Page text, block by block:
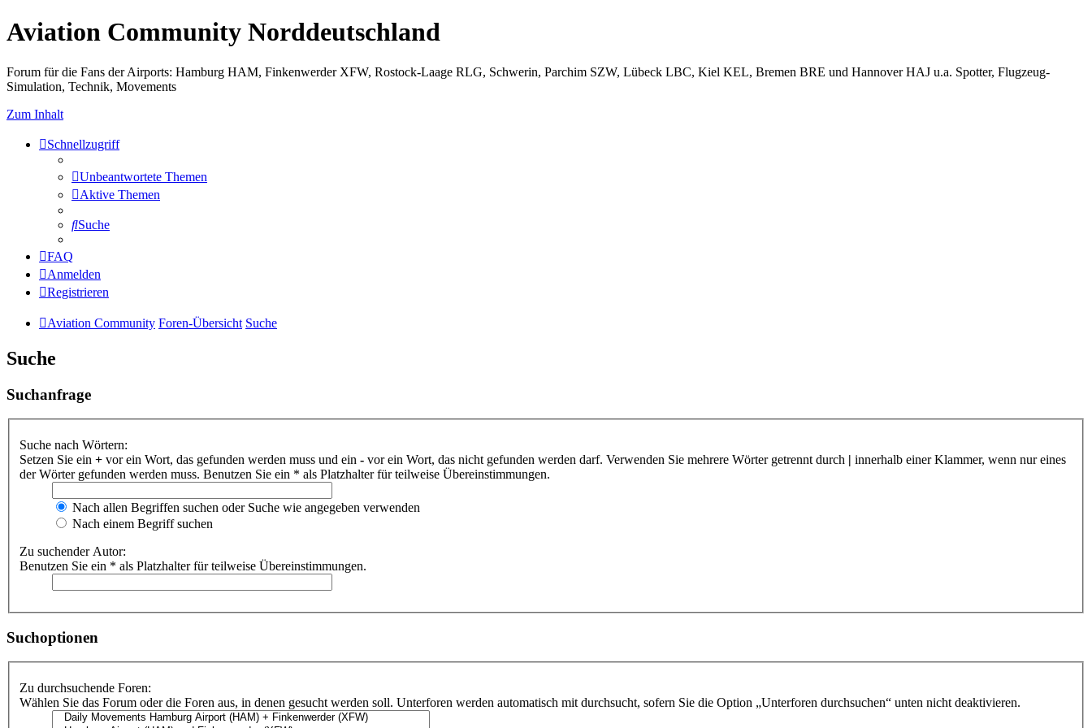
Aviation Community Norddeutschland
Forum für die Fans der Airports: Hamburg HAM, Finkenwerder XFW, Rostock-Laage RLG, Schwerin, Parchim SZW, Lübeck LBC, Kiel KEL, Bremen BRE und Hannover HAJ u.a. Spotter, Flugzeug-
Simulation, Technik, Movements
Zum Inhalt
Schnellzugriff
Unbeantwortete Themen
Aktive Themen
Suche
FAQ
Anmelden
Registrieren
Aviation Community Foren-Übersicht Suche
Suche
Suchanfrage
Suche nach Wörtern:
Setzen Sie ein + vor ein Wort, das gefunden werden muss und ein - vor ein Wort, das nicht gefunden werden darf. Verwenden Sie mehrere Wörter getrennt durch | innerhalb einer Klammer, wenn nur eines
der Wörter gefunden werden muss. Benutzen Sie ein * als Platzhalter für teilweise Übereinstimmungen.
Nach allen Begriffen suchen oder Suche wie angegeben verwenden
Nach einem Begriff suchen
Zu suchender Autor:
Benutzen Sie ein * als Platzhalter für teilweise Übereinstimmungen.
Suchoptionen
Zu durchsuchende Foren:
Wählen Sie das Forum oder die Foren aus, in denen gesucht werden soll. Unterforen werden automatisch mit durchsucht, sofern Sie die Option „Unterforen durchsuchen“ unten nicht deaktivieren.